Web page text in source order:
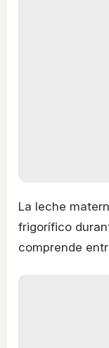
La leche
frigorífico
comprende